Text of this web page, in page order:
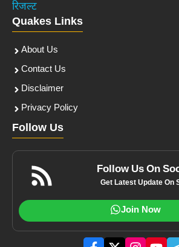
रिजल्ट
Quakes Links
About Us
Contact Us
Disclaimer
Privacy Policy
Follow Us
Follow Us On
Get Latest Update On
Join Now